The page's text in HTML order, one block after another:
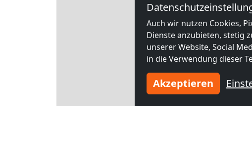
Auch wir nutzen Cookies,
Dienste anzubieten, stetig
unserer Website, Social
in die Verwendung dieser
Akzeptieren